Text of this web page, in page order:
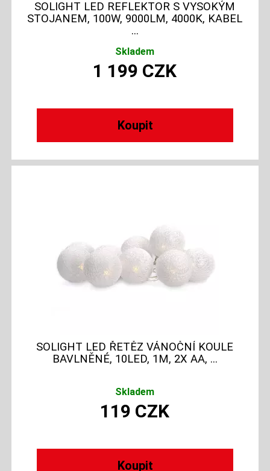
SOLIGHT LED REFLEKTOR S VYSOKÝM
STOJANEM, 100W, 9000LM, 4000K, KABEL
...
Skladem
1 199 CZK
SOLIGHT LED ŘETĚZ VÁNOČNÍ KOULE
BAVLNĚNÉ, 10LED, 1M, 2X AA, ...
Skladem
119 CZK